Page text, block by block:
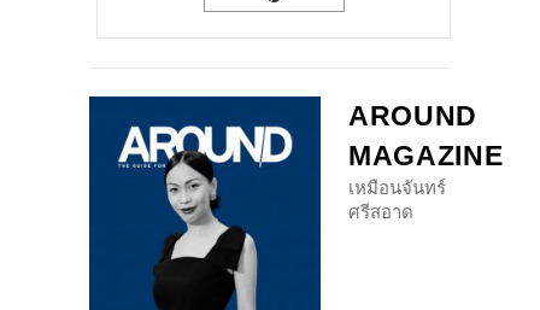
AROUND
MAGAZINE
เหมือนจันทร์
ศรีสอาด